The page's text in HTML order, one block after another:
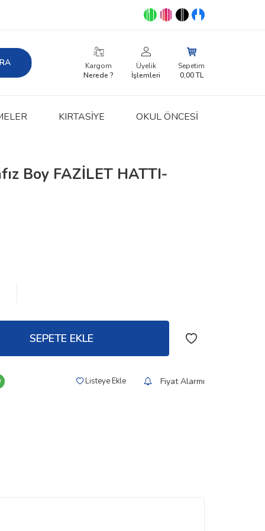
Kargom
Nerede ?
Üyelik
İşlemleri
Sepetim
0,00TL
KIRTASIYE OKUL ÖNCESİ
Boy FAZİLET HATTI-
SEPETE EKLE
Listeye Ekle Fiyat Alarmı